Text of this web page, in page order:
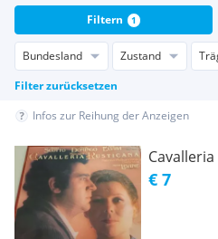
Bundesland Zustand
Filter zurücksetzen
Filtern 1
Infos zur Reihung der Anzeigen
€ 7